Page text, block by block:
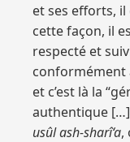
et ses efforts,
cette façon, il
respecté et
conformément
et c’est là la
authentique
usûl ash-sharî‘a,